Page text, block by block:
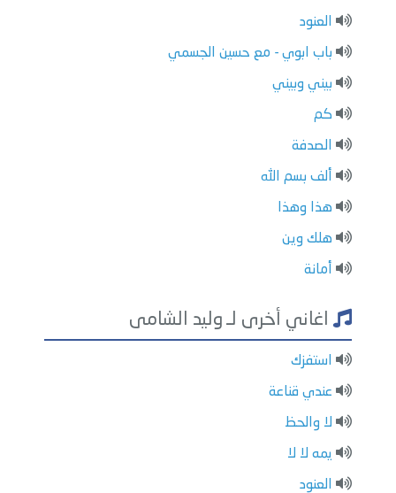
العنود
باب ابوي - مع حسين الجسمي
بيني وبيني
كم
الصدفة
ألف بسم الله
هذا وهذا
هلك وين
أمانة
اغاني أخرى لـ وليد الشامى
استفزك
عندي قناعة
لا والحظ
يمه لا لا
العنود